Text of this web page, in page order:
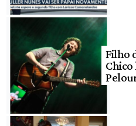
Filho